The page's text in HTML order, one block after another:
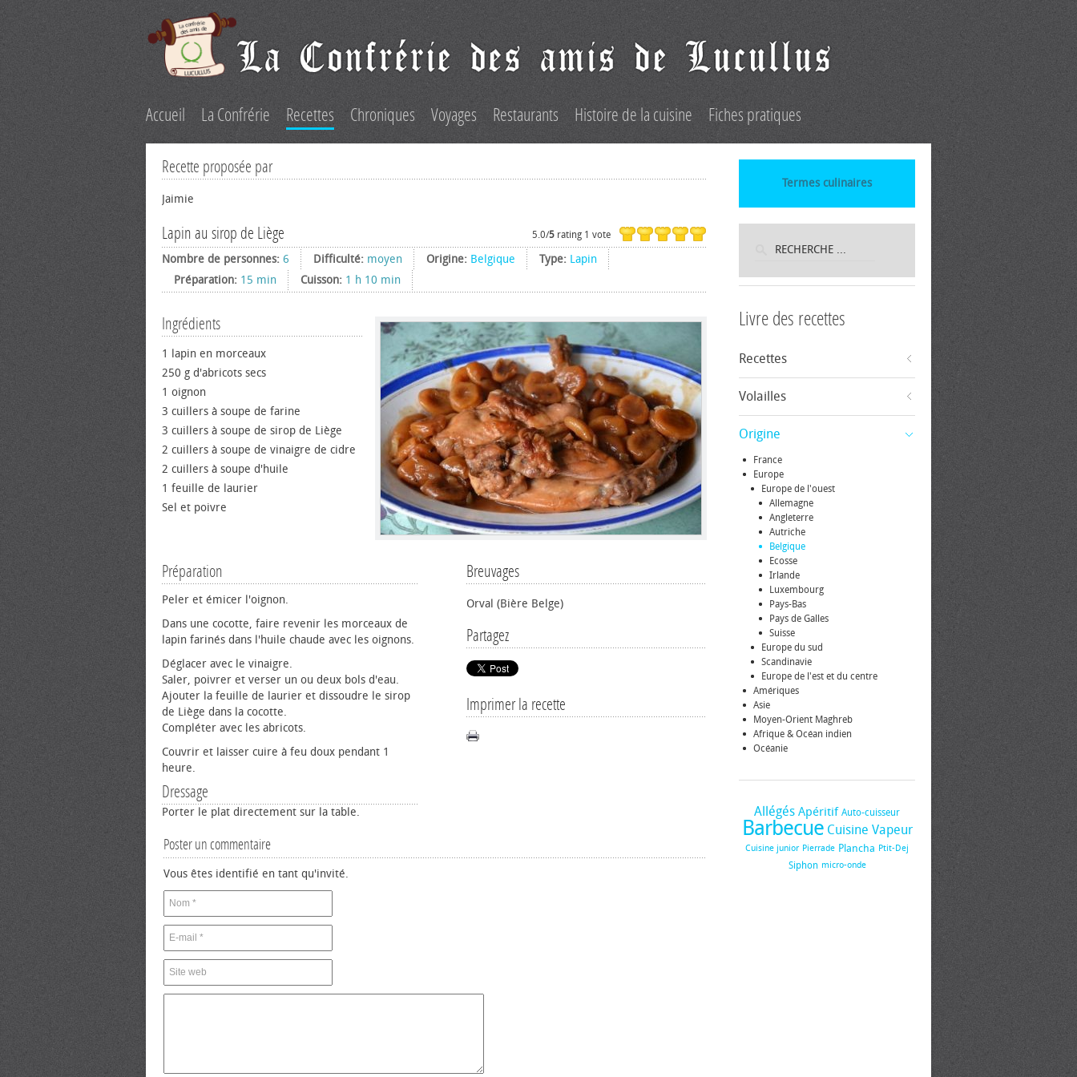
Accueil La Confrérie Recettes Chroniques Voyages Restaurants Histoire de la cuisine Fiches pratiques
Recette proposée par
Jaimie
Lapin au sirop de Liège 5.0/5 rating 1 vote
Nombre de personnes: 6 Difficulté: moyen Origine: Belgique Type: Lapin
Préparation: 15 min Cuisson: 1 h 10 min
Ingrédients
1 lapin en morceaux
250 g d'abricots secs
1 oignon
3 cuillers à soupe de farine
3 cuillers à soupe de sirop de Liège
2 cuillers à soupe de vinaigre de cidre
2 cuillers à soupe d'huile
1 feuille de laurier
Sel et poivre
Breuvages
Orval (Bière Belge)
Partagez
Imprimer la recette
Préparation
Peler et émicer l'oignon.
Dans une cocotte, faire revenir les morceaux de
lapin farinés dans l'huile chaude avec les oignons.
Déglacer avec le vinaigre.
Saler, poivrer et verser un ou deux bols d'eau.
Ajouter la feuille de laurier et dissoudre le sirop
de Liège dans la cocotte.
Compléter avec les abricots.
Couvrir et laisser cuire à feu doux pendant 1
heure.
Dressage
Porter le plat directement sur la table.
Poster un commentaire
Vous êtes identifié en tant qu'invité.
Termes culinaires
Livre des recettes
Recettes
Volailles
Origine
France
Europe
Europe de l'ouest
Allemagne
Angleterre
Autriche
Belgique
Ecosse
Irlande
Luxembourg
Pays-Bas
Pays de Galles
Suisse
Europe du sud
Scandinavie
Europe de l'est et du centre
Amériques
Asie
Moyen-Orient Maghreb
Afrique & Océan indien
Océanie
Allégés Apéritif Auto-cuisseur
Barbecue Cuisine Vapeur
Cuisine junior Pierrade Plancha Ptit-Dej
Siphon micro-onde